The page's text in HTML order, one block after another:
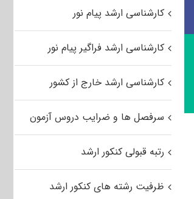
کارشناسی ارشد پیام نور
کارشناسی ارشد فراگیر پیام نور
کارشناسی ارشد خارج از کشور
سرفصل ها و ضرایب دروس آزمون
رتبه قبولی کنکور ارشد
ظرفیت رشته های کنکور ارشد